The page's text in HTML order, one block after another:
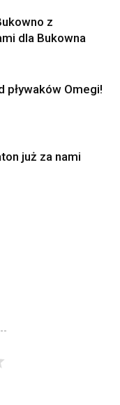
z
dla Bukowna
pływaków Omegi!
już za nami